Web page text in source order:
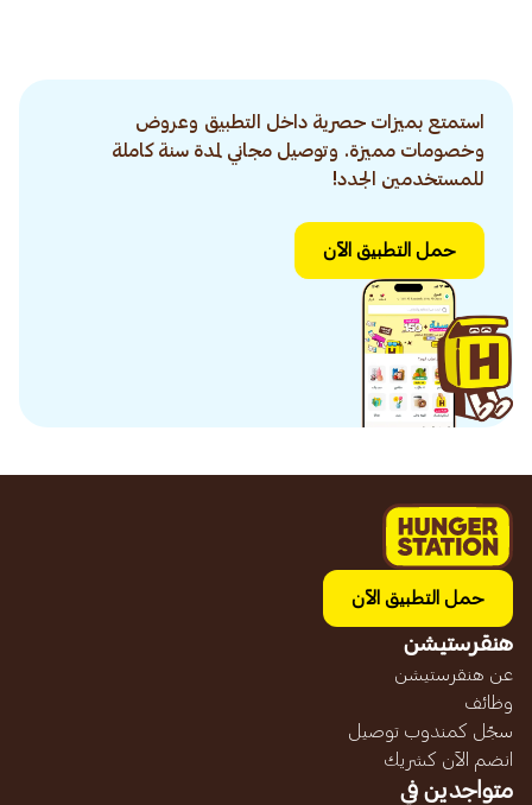
استمتع بميزات حصرية داخل التطبيق وعروض
وخصومات مميزة. وتوصيل مجاني لمدة سنة كاملة
للمستخدمين الجدد!
حمل التطبيق الآن
حمل التطبيق الآن
هنقرستيشن
عن هنقرستيشن
وظائف
سجّل كمندوب توصيل
انضم الآن كشريك
متواجدين في